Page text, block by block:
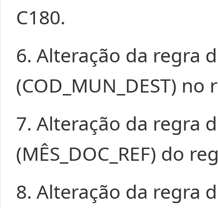
C180.
6. Alteração da regra
(COD_MUN_DEST)
7. Alteração da regra
(MÊS_DOC_REF) do
8. Alteração da regra